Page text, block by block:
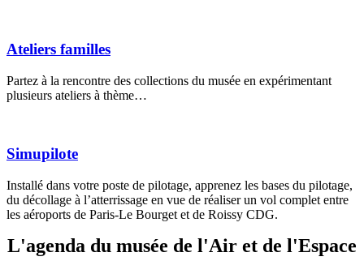
Ateliers familles
Partez à la rencontre des collections du musée en expérimentant
plusieurs ateliers à thème…
Simupilote
Installé dans votre poste de pilotage, apprenez les bases du pilotage,
du décollage à l’atterrissage en vue de réaliser un vol complet entre
les aéroports de Paris-Le Bourget et de Roissy CDG.
L'agenda du musée de l'Air et de l'Espace